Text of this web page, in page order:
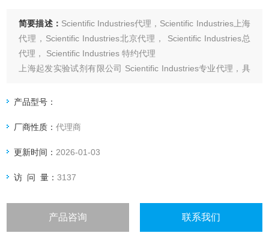
简要描述： Scientific Industries代理，Scientific Industries上海
代理，Scientific Industries北京代理， Scientific Industries总
代理， Scientific Industries 特约代理
上海起发实验试剂有限公司 Scientific Industries专业代理，具
产品型号：
厂商性质：代理商
更新时间： 2026-01-03
访 问 量：3137
产品咨询 联系我们